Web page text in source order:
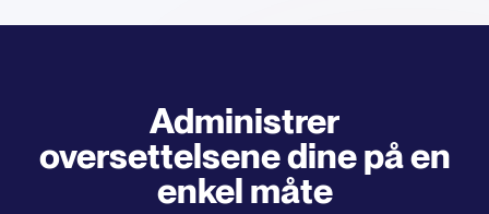
Administrer
oversettelsene dine på en
enkel måte